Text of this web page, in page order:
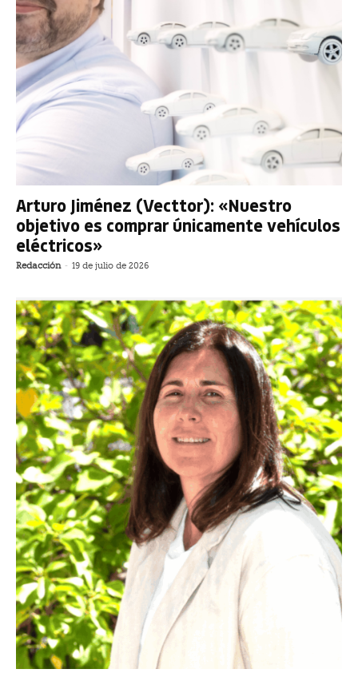
Arturo Jiménez (Vecttor): «Nuestro
objetivo es comprar únicamente vehículos
eléctricos»
Redacción - 19 de julio de 2026